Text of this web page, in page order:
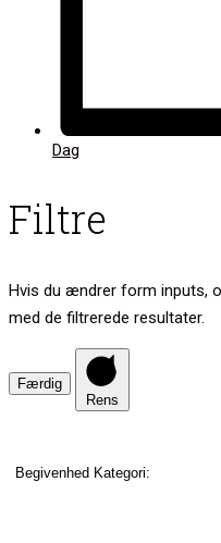
Dag
Filtre
Hvis du ændrer form inputs,
med de filtrerede resultater.
Færdig
Rens
Begivenhed Kategori: